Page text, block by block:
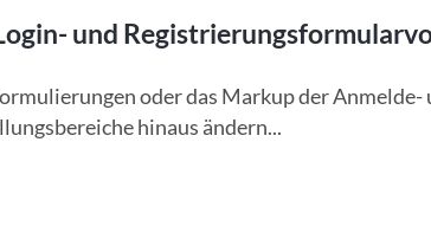
und
oder das Markup der
hinaus ändern...